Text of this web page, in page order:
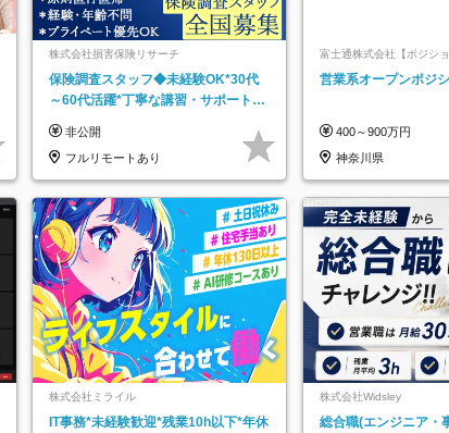
株式会社損害保険リサーチ
保険調査スタッフ◆未経験OK*30代
～60代活躍*丁寧な講習・サポートあ
託
非公開
フルリモートあり
富士通株式会社【ポジシ
営業系オープンポジ
400～900万円
神奈川県
株式会社ミライル
IT事務*未経験歓迎*残業10h以下*年休
株式会社Widsley
総合職(エンジニア・